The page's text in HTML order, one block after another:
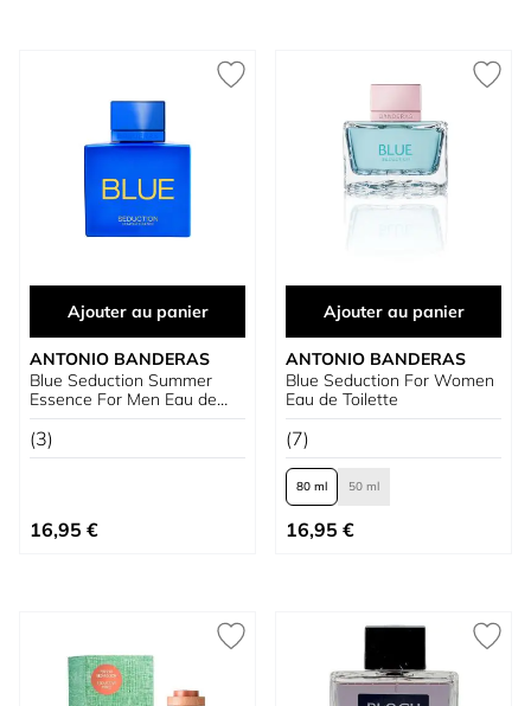
Ajouter au panier
ANTONIO BANDERAS
Blue Seduction Summer
Essence For Men Eau de
Toilette
(3)
16,95 €
Ajouter au panier
ANTONIO BANDERAS
Blue Seduction For Women
Eau de Toilette
(7)
80 ml 50 ml
À partir de
16,95 €